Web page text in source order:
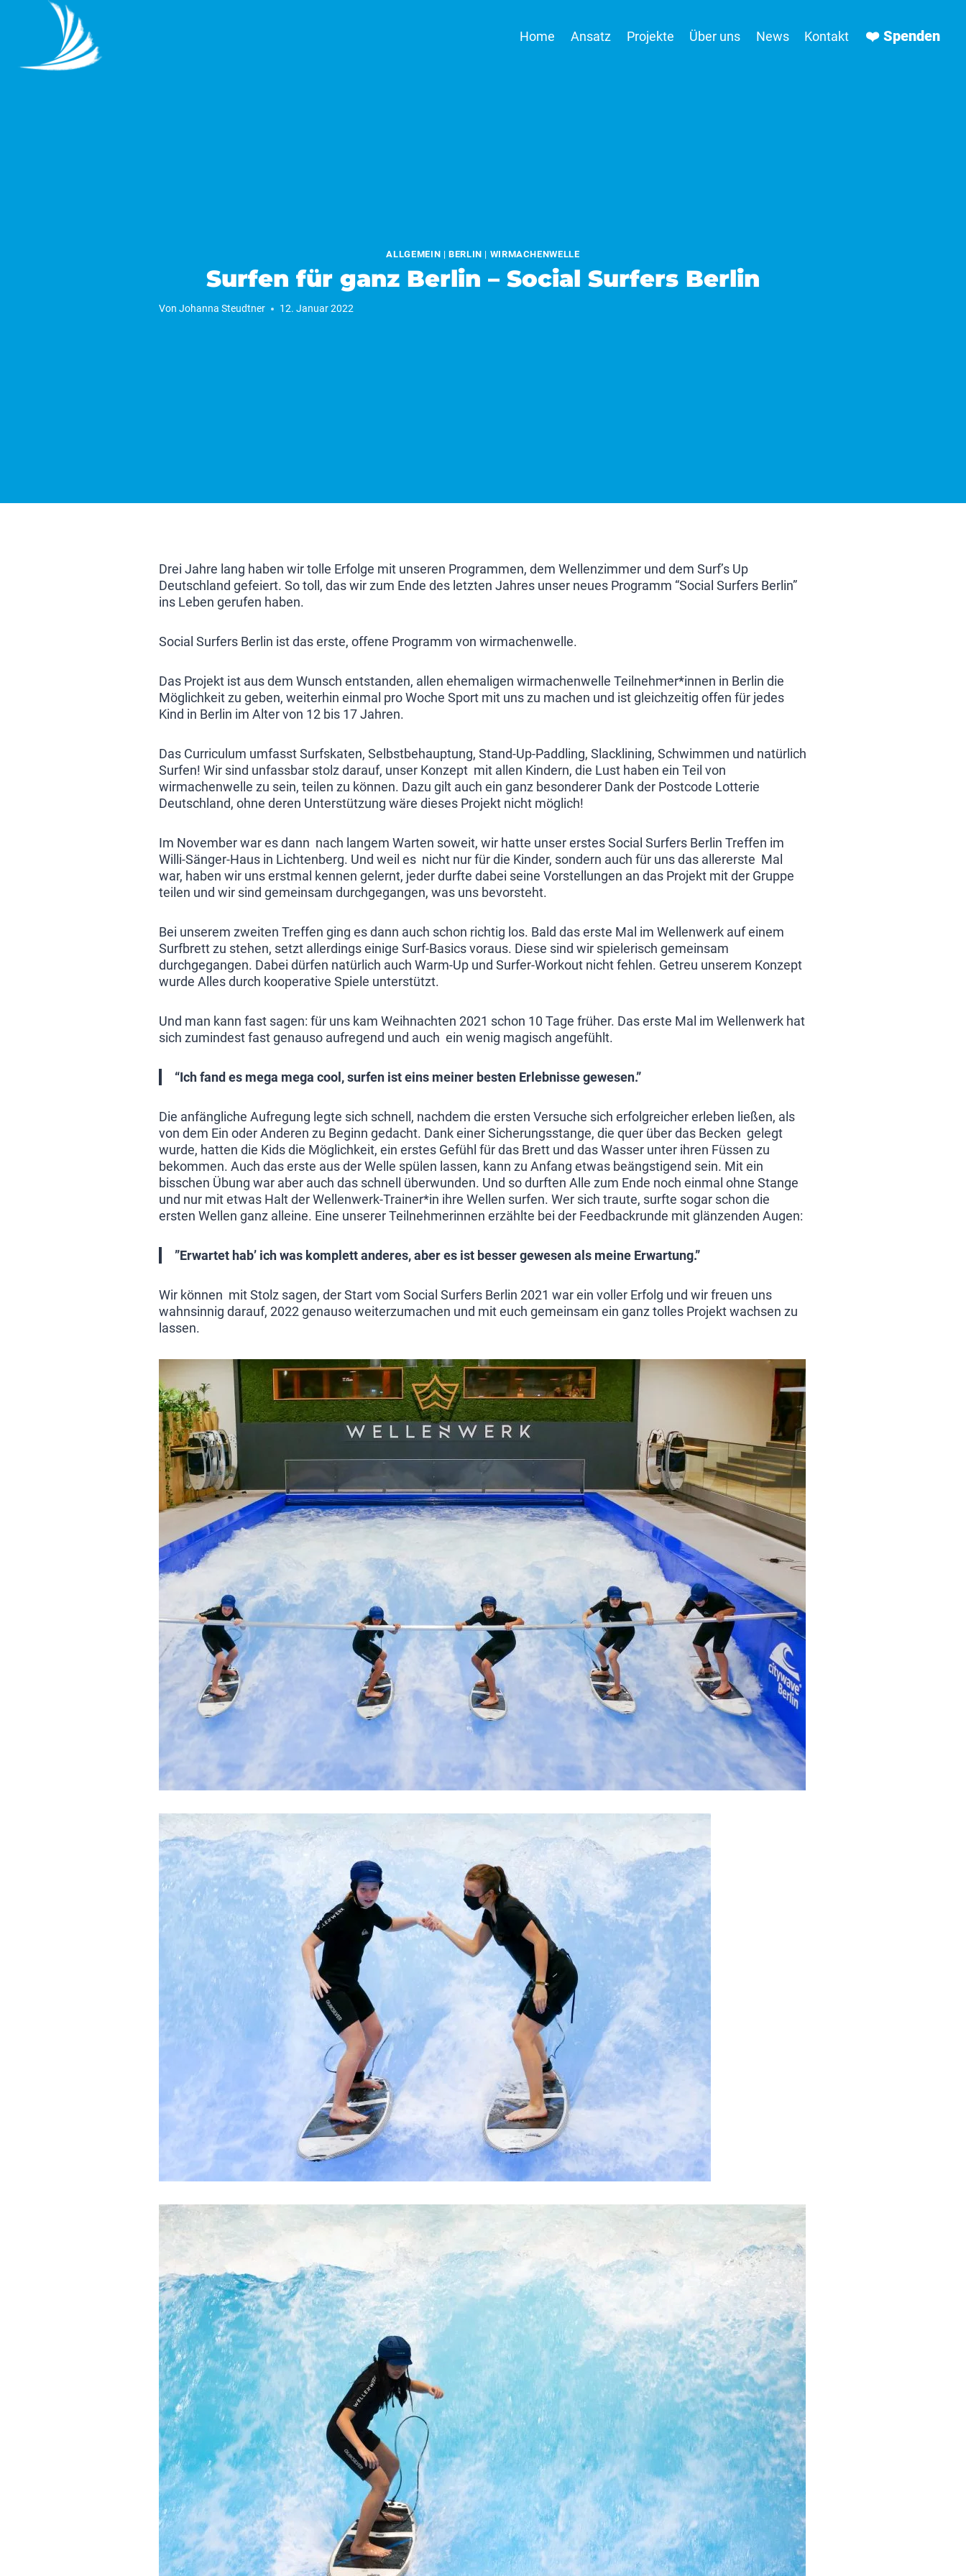
Home Ansatz Projekte Über uns News Kontakt ❤️ Spenden
ALLGEMEIN |BERLIN | WIRMACHENWELLE
Surfen für ganz Berlin – Social Surfers Berlin
Von Johanna Steudtner 12. Januar 2022
Drei Jahre lang haben wir tolle Erfolge mit unseren Programmen, dem Wellenzimmer und dem Surf’s Up
Deutschland gefeiert. So toll, das wir zum Ende des letzten Jahres unser neues Programm “Social Surfers Berlin”
ins Leben gerufen haben.
Social Surfers Berlin ist das erste, offene Programm von wirmachenwelle.
Das Projekt ist aus dem Wunsch entstanden, allen ehemaligen wirmachenwelle Teilnehmer*innen in Berlin die
Möglichkeit zu geben, weiterhin einmal pro Woche Sport mit uns zu machen und ist gleichzeitig offen für jedes
Kind in Berlin im Alter von 12 bis 17 Jahren.
Das Curriculum umfasst Surfskaten, Selbstbehauptung, Stand-Up-Paddling, Slacklining, Schwimmen und natürlich
Surfen! Wir sind unfassbar stolz darauf, unser Konzept mit allen Kindern, die Lust haben ein Teil von
wirmachenwelle zu sein, teilen zu können. Dazu gilt auch ein ganz besonderer Dank der Postcode Lotterie
Deutschland, ohne deren Unterstützung wäre dieses Projekt nicht möglich!
Im November war es dann nach langem Warten soweit, wir hatte unser erstes Social Surfers Berlin Treffen im
Willi-Sänger-Haus in Lichtenberg. Und weil es nicht nur für die Kinder, sondern auch für uns das allererste Mal
war, haben wir uns erstmal kennen gelernt, jeder durfte dabei seine Vorstellungen an das Projekt mit der Gruppe
teilen und wir sind gemeinsam durchgegangen, was uns bevorsteht.
Bei unserem zweiten Treffen ging es dann auch schon richtig los. Bald das erste Mal im Wellenwerk auf einem
Surfbrett zu stehen, setzt allerdings einige Surf-Basics voraus. Diese sind wir spielerisch gemeinsam
durchgegangen. Dabei dürfen natürlich auch Warm-Up und Surfer-Workout nicht fehlen. Getreu unserem Konzept
wurde Alles durch kooperative Spiele unterstützt.
Und man kann fast sagen: für uns kam Weihnachten 2021 schon 10 Tage früher. Das erste Mal im Wellenwerk hat
sich zumindest fast genauso aufregend und auch ein wenig magisch angefühlt.
“Ich fand es mega mega cool, surfen ist eins meiner besten Erlebnisse gewesen.”
Die anfängliche Aufregung legte sich schnell, nachdem die ersten Versuche sich erfolgreicher erleben ließen, als
von dem Ein oder Anderen zu Beginn gedacht. Dank einer Sicherungsstange, die quer über das Becken gelegt
wurde, hatten die Kids die Möglichkeit, ein erstes Gefühl für das Brett und das Wasser unter ihren Füssen zu
bekommen. Auch das erste aus der Welle spülen lassen, kann zu Anfang etwas beängstigend sein. Mit ein
bisschen Übung war aber auch das schnell überwunden. Und so durften Alle zum Ende noch einmal ohne Stange
und nur mit etwas Halt der Wellenwerk-Trainer*in ihre Wellen surfen. Wer sich traute, surfte sogar schon die
ersten Wellen ganz alleine. Eine unserer Teilnehmerinnen erzählte bei der Feedbackrunde mit glänzenden Augen:
”Erwartet hab’ ich was komplett anderes, aber es ist besser gewesen als meine Erwartung.”
Wir können mit Stolz sagen, der Start vom Social Surfers Berlin 2021 war ein voller Erfolg und wir freuen uns
wahnsinnig darauf, 2022 genauso weiterzumachen und mit euch gemeinsam ein ganz tolles Projekt wachsen zu
lassen.